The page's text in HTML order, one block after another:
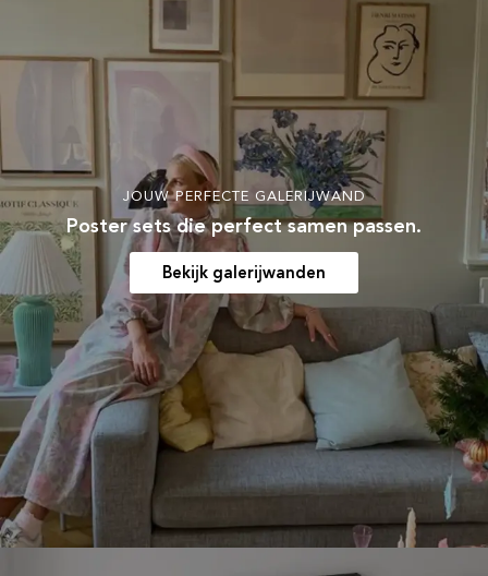
JOUW PERFECTE GALERIJWAND
Poster sets die perfect samen passen.
Bekijk galerijwanden